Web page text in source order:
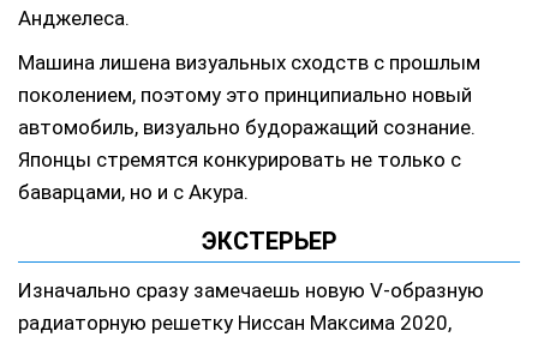
Анджелеса.
Машина лишена визуальных сходств с прошлым
поколением, поэтому это принципиально новый
автомобиль, визуально будоражащий сознание.
Японцы стремятся конкурировать не только с
баварцами, но и с Акура.
ЭКСТЕРЬЕР
Изначально сразу замечаешь новую V-образную
радиаторную решетку Ниссан Максима 2020,